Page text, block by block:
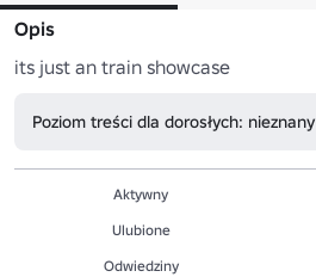
Opis
its just an train showcase
Poziom treści dla dorosłych: nieznany
Aktywny
Ulubione
Odwiedziny